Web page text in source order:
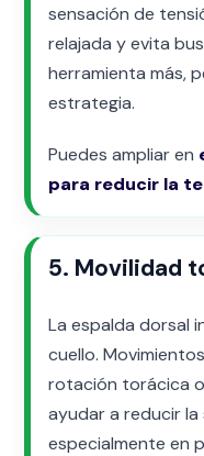
sensación de
relajada y evita
herramienta más,
estrategia.
Puedes ampliar en
para reducir la
5. Movilidad
La espalda dorsal
cuello.
rotación torácica
ayudar a reducir
especialmente en